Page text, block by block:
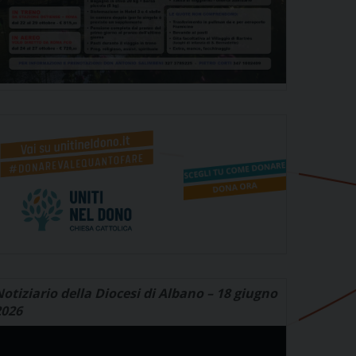
della Diocesi di Albano – 18 giugno